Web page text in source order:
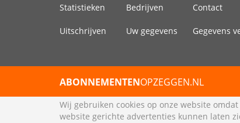
Statistieken Bedrijven Contact
Uitschrijven Uw gegevens Gegevens
ABONNEMENTENOPZEGGEN.NL
Wij gebruiken cookies op onze website
website gerichte advertenties kunnen laten